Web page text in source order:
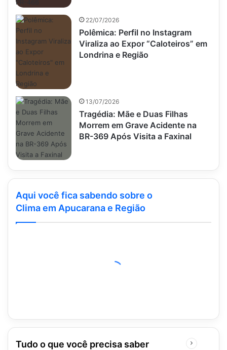
22/07/2026
Polêmica: Perfil no Instagram
Viraliza ao Expor “Caloteiros” em
Londrina e Região
13/07/2026
Tragédia: Mãe e Duas Filhas
Morrem em Grave Acidente na
BR-369 Após Visita a Faxinal
Aqui você fica sabendo sobre o
Clima em Apucarana e Região
Tudo o que você precisa saber
Próxima